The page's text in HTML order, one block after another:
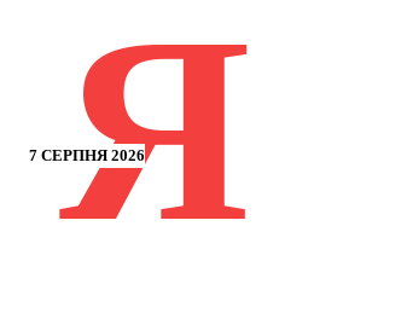
7 СЕРПНЯ 2026
Я